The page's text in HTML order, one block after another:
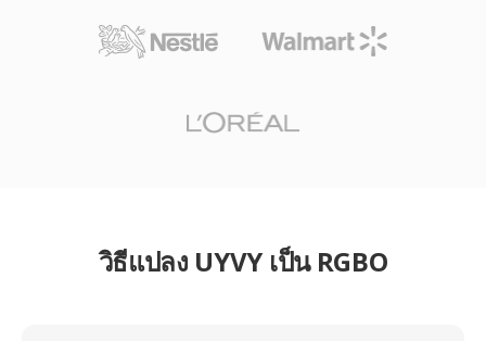
วิธีแปลง UYVY เป็น RGBO